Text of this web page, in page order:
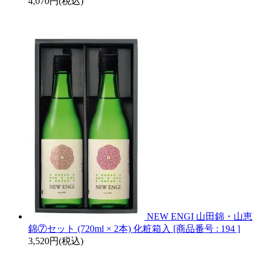
NEW ENGI 山田錦・山恵
錦⑦セット (720ml × 2本) 化粧箱入 [商品番号 : 194 ]
3,520円(税込)